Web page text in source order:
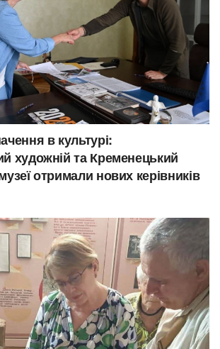
в культурі:
художній та Кременецький
отримали нових керівників